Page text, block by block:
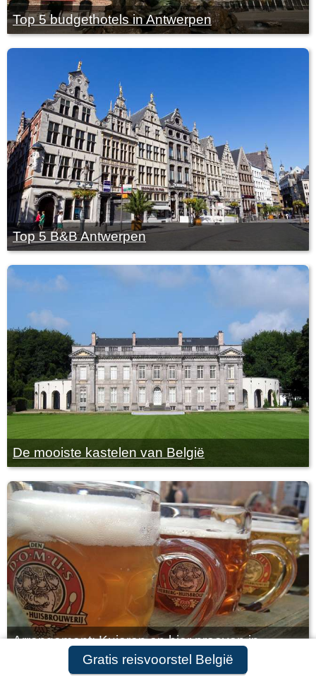
Gratis reisvoorstel België
Top 5 budgethotels in Antwerpen
Top 5 B&B Antwerpen
De mooiste kastelen van België
Arrangement: Kuieren en bier proeven in